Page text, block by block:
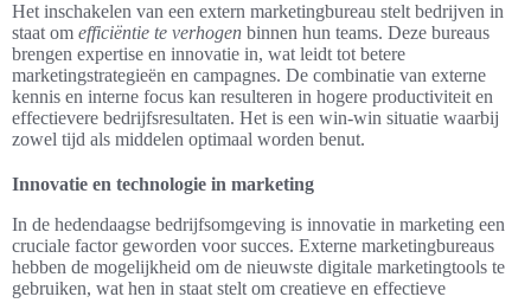
Het inschakelen van een extern marketingbureau stelt bedrijven in
staat om efficiëntie te verhogen binnen hun teams. Deze bureaus
brengen expertise en innovatie in, wat leidt tot betere
marketingstrategieën en campagnes. De combinatie van externe
kennis en interne focus kan resulteren in hogere productiviteit en
effectievere bedrijfsresultaten. Het is een win-win situatie waarbij
zowel tijd als middelen optimaal worden benut.
Innovatie en technologie in marketing
In de hedendaagse bedrijfsomgeving is innovatie in marketing een
cruciale factor geworden voor succes. Externe marketingbureaus
hebben de mogelijkheid om de nieuwste digitale marketingtools te
gebruiken, wat hen in staat stelt om creatieve en effectieve